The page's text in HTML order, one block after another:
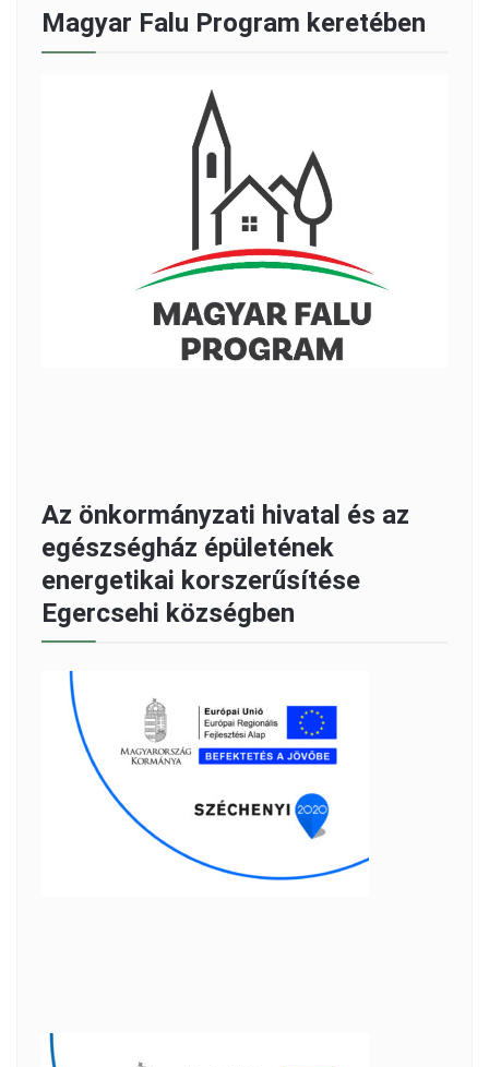
Magyar Falu Program keretében
Az önkormányzati hivatal és az
egészségház épületének
energetikai korszerűsítése
Egercsehi községben